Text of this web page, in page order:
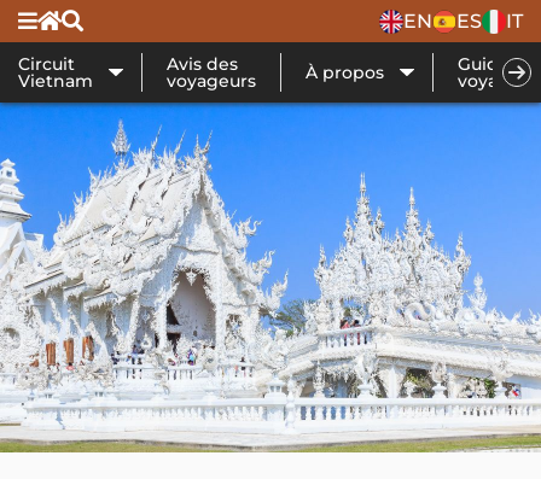
EN ES IT
Circuit
Vietnam
Avis des
voyageurs À propos Guide de
voyage